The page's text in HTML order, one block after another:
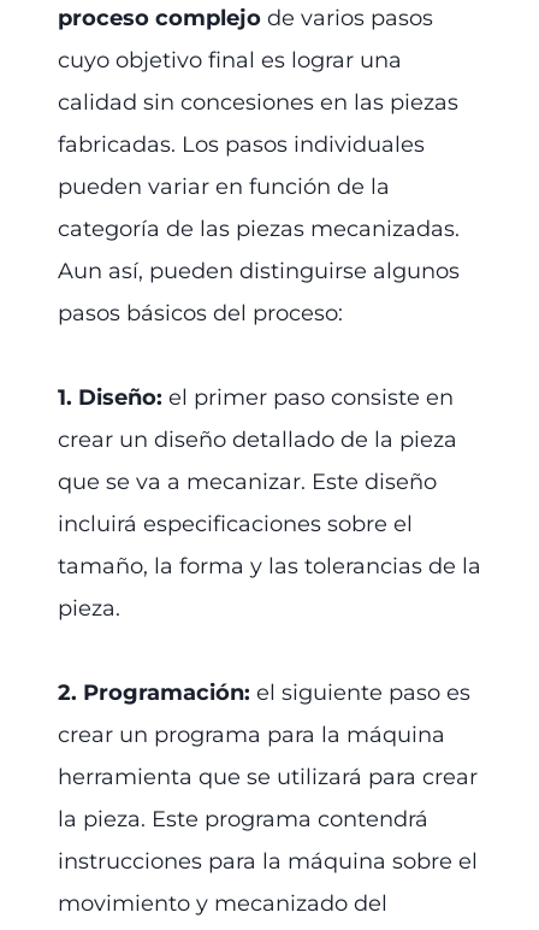
proceso complejo de varios pasos
cuyo objetivo final es lograr una
calidad sin concesiones en las piezas
fabricadas. Los pasos individuales
pueden variar en función de la
categoría de las piezas mecanizadas.
Aun así, pueden distinguirse algunos
pasos básicos del proceso:
1. Diseño: el primer paso consiste en
crear un diseño detallado de la pieza
que se va a mecanizar. Este diseño
incluirá especificaciones sobre el
tamaño, la forma y las tolerancias de la
pieza.
2. Programación: el siguiente paso es
crear un programa para la máquina
herramienta que se utilizará para crear
la pieza. Este programa contendrá
instrucciones para la máquina sobre el
movimiento y mecanizado del